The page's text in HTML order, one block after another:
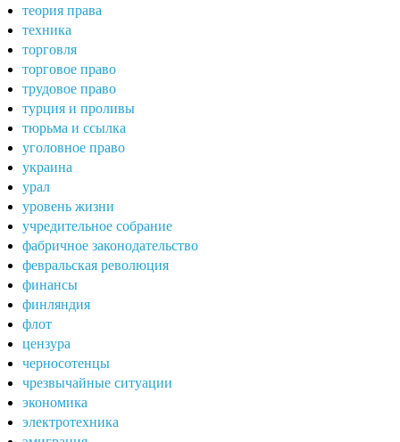
теория права
техника
торговля
торговое право
трудовое право
турция и проливы
тюрьма и ссылка
уголовное право
украина
урал
уровень жизни
учредительное собрание
фабричное законодательство
февральская революция
финансы
финляндия
флот
цензура
черносотенцы
чрезвычайные ситуации
экономика
электротехника